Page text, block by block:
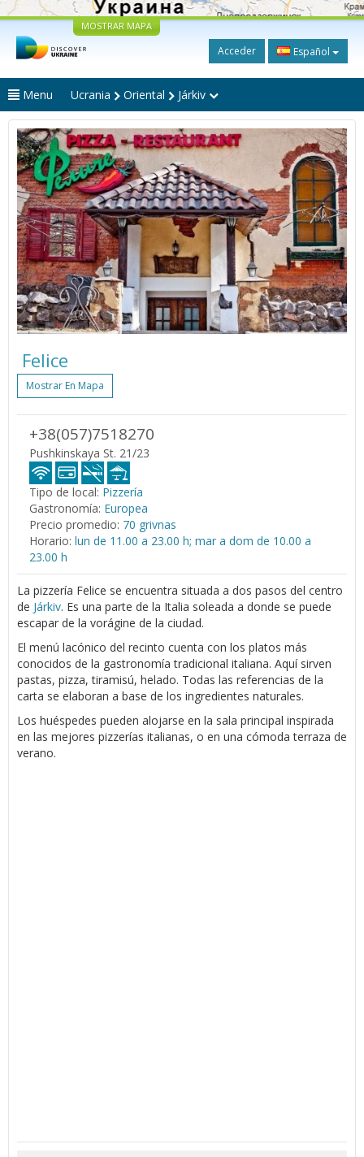
MOSTRAR MAPA
Acceder Español
Menu Ucrania Oriental Járkiv
Felice
Mostrar En Mapa
+38(057)7518270
Pushkinskaya St. 21/23
Tipo de local: Pizzería
Gastronomía: Europea
Precio promedio: 70 grivnas
Horario: lun de 11.00 a 23.00 h; mar a dom de 10.00 a
23.00 h
La pizzería Felice se encuentra situada a dos pasos del centro
de Járkiv. Es una parte de la Italia soleada a donde se puede
escapar de la vorágine de la ciudad.
El menú lacónico del recinto cuenta con los platos más
conocidos de la gastronomía tradicional italiana. Aquí sirven
pastas, pizza, tiramisú, helado. Todas las referencias de la
carta se elaboran a base de los ingredientes naturales.
Los huéspedes pueden alojarse en la sala principal inspirada
en las mejores pizzerías italianas, o en una cómoda terraza de
verano.